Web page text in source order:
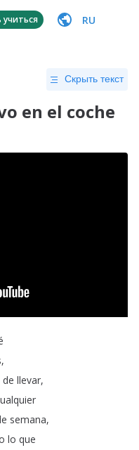
учиться RU
Скрыть текст
en el coche
,
de llevar,
semana,
lo que